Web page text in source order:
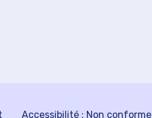
Accessibilité : Non conforme